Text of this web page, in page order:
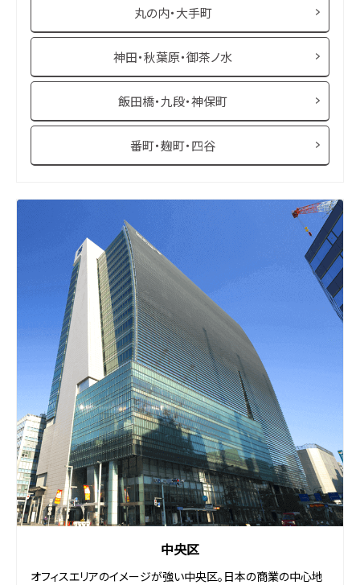
丸の内・大手町
神田・秋葉原・御茶ノ水
飯田橋・九段・神保町
番町・麹町・四谷
中央区
オフィスエリアのイメージが強い中央区。日本の商業の中心地